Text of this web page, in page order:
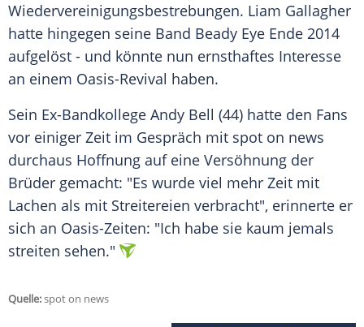
Wiedervereinigungsbestrebungen. Liam Gallagher
hatte hingegen seine Band Beady Eye Ende 2014
aufgelöst - und könnte nun ernsthaftes Interesse
an einem Oasis-Revival haben.
Sein Ex-Bandkollege Andy Bell (44) hatte den Fans
vor einiger Zeit im Gespräch mit spot on news
durchaus Hoffnung auf eine Versöhnung der
Brüder gemacht: "Es wurde viel mehr Zeit mit
Lachen als mit Streitereien verbracht", erinnerte er
sich an Oasis-Zeiten: "Ich habe sie kaum jemals
streiten sehen."
Quelle:spot on news